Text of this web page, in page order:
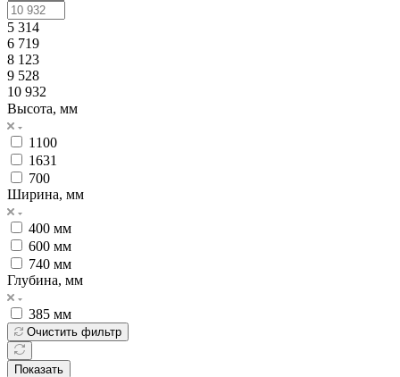
5 314
6 719
8 123
9 528
10 932
Высота, мм
1100
1631
700
Ширина, мм
400 мм
600 мм
740 мм
Глубина, мм
385 мм
Очистить фильтр
Показать